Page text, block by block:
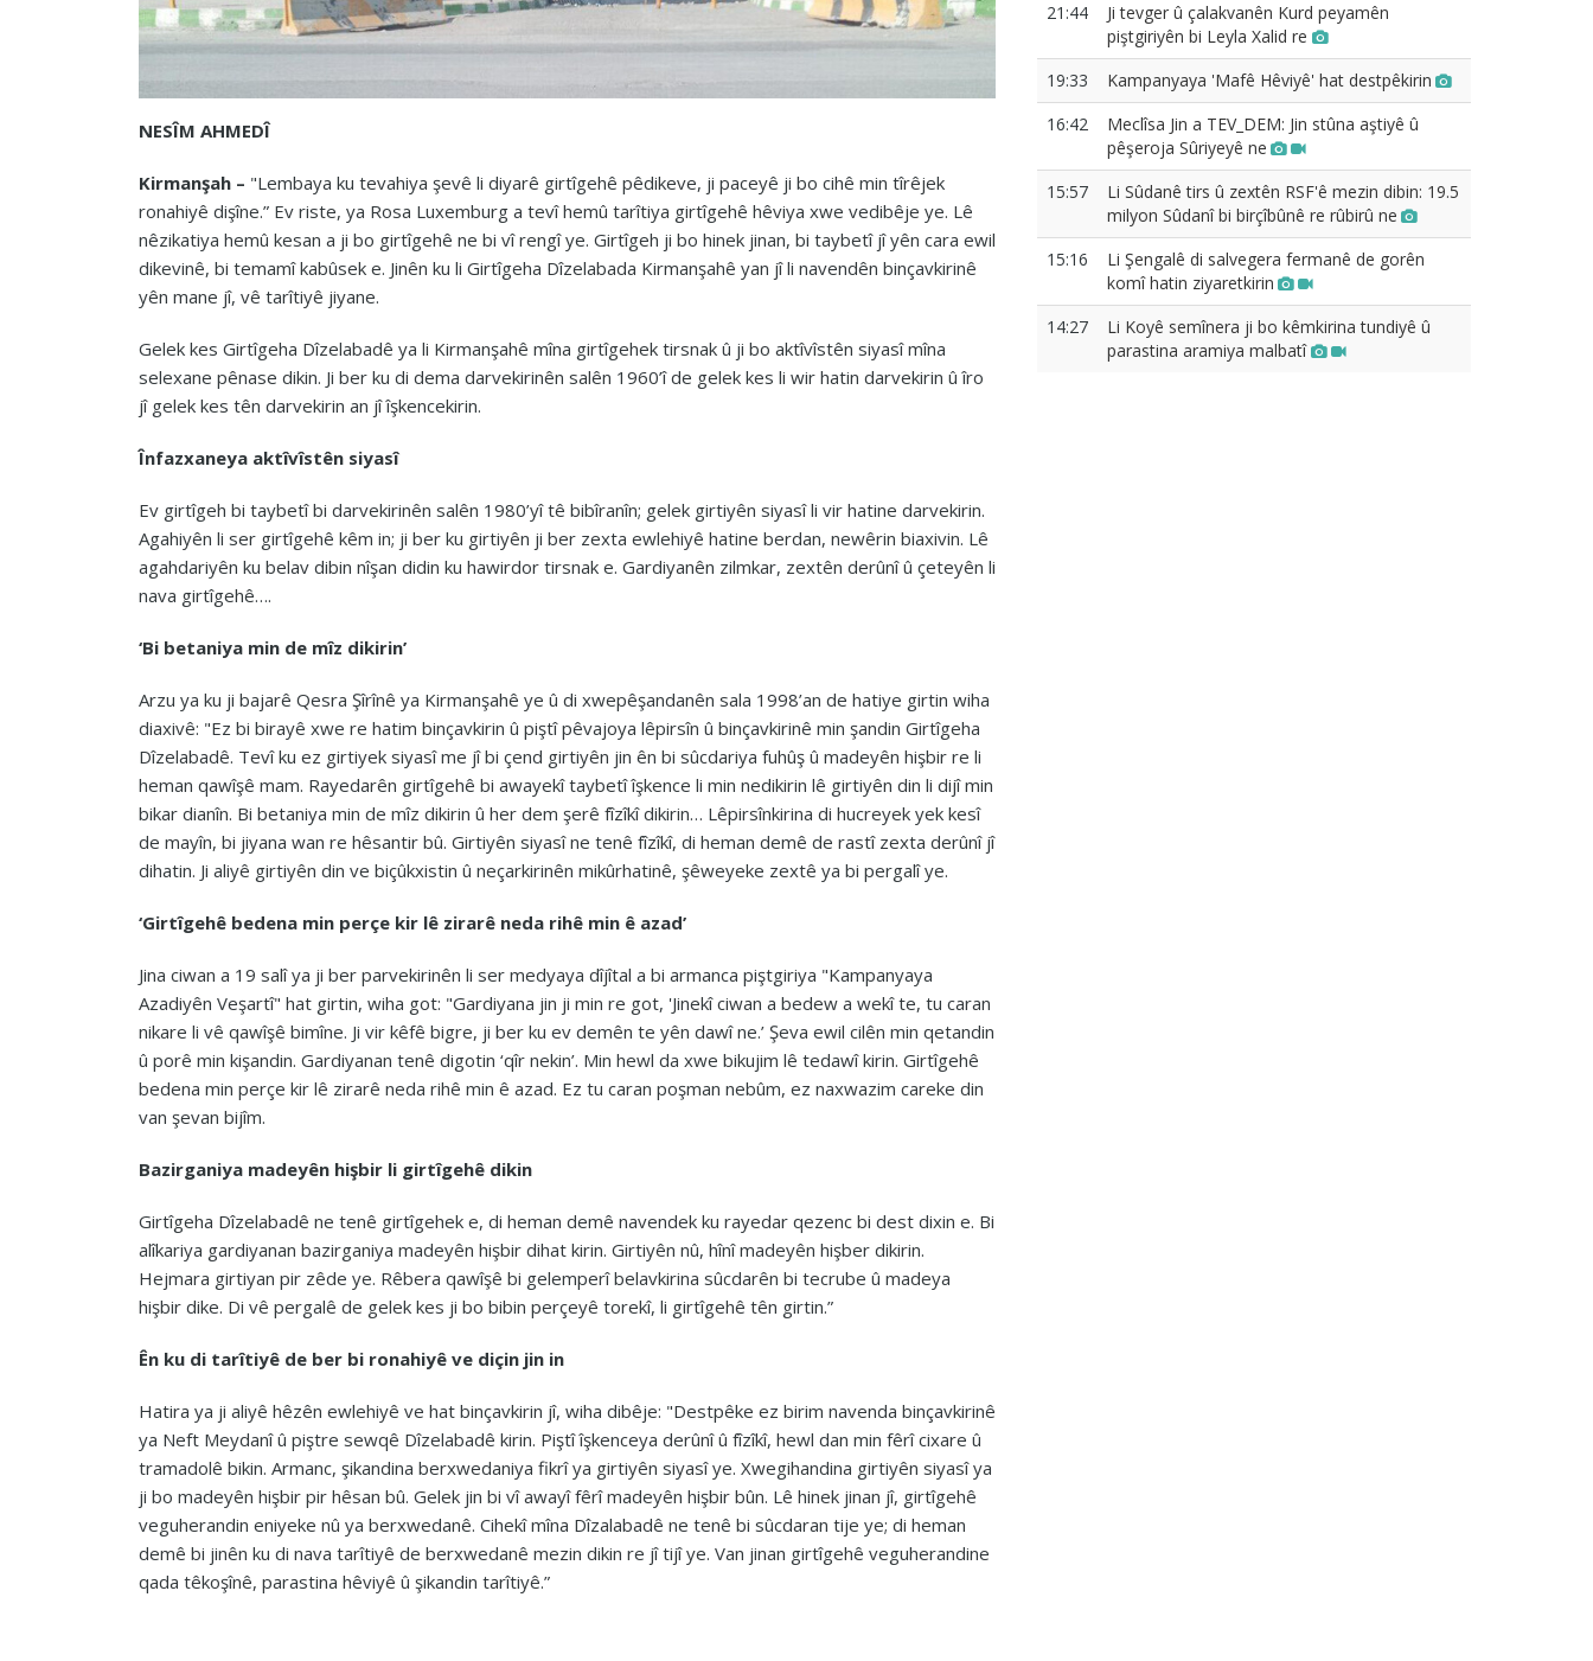
NESÎM AHMEDÎ
Kirmanşah – "Lembaya ku tevahiya şevê li diyarê girtîgehê pêdikeve, ji paceyê ji bo cihê min tîrêjek
ronahiyê dişîne.” Ev riste, ya Rosa Luxemburg a tevî hemû tarîtiya girtîgehê hêviya xwe vedibêje ye. Lê
nêzikatiya hemû kesan a ji bo girtîgehê ne bi vî rengî ye. Girtîgeh ji bo hinek jinan, bi taybetî jî yên cara ewil
dikevinê, bi temamî kabûsek e. Jinên ku li Girtîgeha Dîzelabada Kirmanşahê yan jî li navendên binçavkirinê
yên mane jî, vê tarîtiyê jiyane.
Gelek kes Girtîgeha Dîzelabadê ya li Kirmanşahê mîna girtîgehek tirsnak û ji bo aktîvîstên siyasî mîna
selexane pênase dikin. Ji ber ku di dema darvekirinên salên 1960’î de gelek kes li wir hatin darvekirin û îro
jî gelek kes tên darvekirin an jî îşkencekirin.
Înfazxaneya aktîvîstên siyasî
Ev girtîgeh bi taybetî bi darvekirinên salên 1980’yî tê bibîranîn; gelek girtiyên siyasî li vir hatine darvekirin.
Agahiyên li ser girtîgehê kêm in; ji ber ku girtiyên ji ber zexta ewlehiyê hatine berdan, newêrin biaxivin. Lê
agahdariyên ku belav dibin nîşan didin ku hawirdor tirsnak e. Gardiyanên zilmkar, zextên derûnî û çeteyên li
nava girtîgehê….
‘Bi betaniya min de mîz dikirin’
Arzu ya ku ji bajarê Qesra Şîrînê ya Kirmanşahê ye û di xwepêşandanên sala 1998’an de hatiye girtin wiha
diaxivê: "Ez bi birayê xwe re hatim binçavkirin û piştî pêvajoya lêpirsîn û binçavkirinê min şandin Girtîgeha
Dîzelabadê. Tevî ku ez girtiyek siyasî me jî bi çend girtiyên jin ên bi sûcdariya fuhûş û madeyên hişbir re li
heman qawîşê mam. Rayedarên girtîgehê bi awayekî taybetî îşkence li min nedikirin lê girtiyên din li dijî min
bikar dianîn. Bi betaniya min de mîz dikirin û her dem şerê fîzîkî dikirin… Lêpirsînkirina di hucreyek yek kesî
de mayîn, bi jiyana wan re hêsantir bû. Girtiyên siyasî ne tenê fîzîkî, di heman demê de rastî zexta derûnî jî
dihatin. Ji aliyê girtiyên din ve biçûkxistin û neçarkirinên mikûrhatinê, şêweyeke zextê ya bi pergalî ye.
‘Girtîgehê bedena min perçe kir lê zirarê neda rihê min ê azad’
Jina ciwan a 19 salî ya ji ber parvekirinên li ser medyaya dîjîtal a bi armanca piştgiriya "Kampanyaya
Azadiyên Veşartî" hat girtin, wiha got: "Gardiyana jin ji min re got, 'Jinekî ciwan a bedew a wekî te, tu caran
nikare li vê qawîşê bimîne. Ji vir kêfê bigre, ji ber ku ev demên te yên dawî ne.’ Şeva ewil cilên min qetandin
û porê min kişandin. Gardiyanan tenê digotin ‘qîr nekin’. Min hewl da xwe bikujim lê tedawî kirin. Girtîgehê
bedena min perçe kir lê zirarê neda rihê min ê azad. Ez tu caran poşman nebûm, ez naxwazim careke din
van şevan bijîm.
Bazirganiya madeyên hişbir li girtîgehê dikin
Girtîgeha Dîzelabadê ne tenê girtîgehek e, di heman demê navendek ku rayedar qezenc bi dest dixin e. Bi
alîkariya gardiyanan bazirganiya madeyên hişbir dihat kirin. Girtiyên nû, hînî madeyên hişber dikirin.
Hejmara girtiyan pir zêde ye. Rêbera qawîşê bi gelemperî belavkirina sûcdarên bi tecrube û madeya
hişbir dike. Di vê pergalê de gelek kes ji bo bibin perçeyê torekî, li girtîgehê tên girtin.”
Ên ku di tarîtiyê de ber bi ronahiyê ve diçin jin in
Hatira ya ji aliyê hêzên ewlehiyê ve hat binçavkirin jî, wiha dibêje: "Destpêke ez birim navenda binçavkirinê
ya Neft Meydanî û piştre sewqê Dîzelabadê kirin. Piştî îşkenceya derûnî û fîzîkî, hewl dan min fêrî cixare û
tramadolê bikin. Armanc, şikandina berxwedaniya fikrî ya girtiyên siyasî ye. Xwegihandina girtiyên siyasî ya
ji bo madeyên hişbir pir hêsan bû. Gelek jin bi vî awayî fêrî madeyên hişbir bûn. Lê hinek jinan jî, girtîgehê
veguherandin eniyeke nû ya berxwedanê. Cihekî mîna Dîzalabadê ne tenê bi sûcdaran tije ye; di heman
demê bi jinên ku di nava tarîtiyê de berxwedanê mezin dikin re jî tijî ye. Van jinan girtîgehê veguherandine
qada têkoşînê, parastina hêviyê û şikandin tarîtiyê.”
21:44
Ji tevger û çalakvanên Kurd peyamên
piştgiriyên bi Leyla Xalid re
19:33
Kampanyaya 'Mafê Hêviyê' hat destpêkirin
16:42
Meclîsa Jin a TEV_DEM: Jin stûna aştiyê û
pêşeroja Sûriyeyê ne
15:57
Li Sûdanê tirs û zextên RSF'ê mezin dibin: 19.5
milyon Sûdanî bi birçîbûnê re rûbirû ne
15:16
Li Şengalê di salvegera fermanê de gorên
komî hatin ziyaretkirin
14:27
Li Koyê semînera ji bo kêmkirina tundiyê û
parastina aramiya malbatî